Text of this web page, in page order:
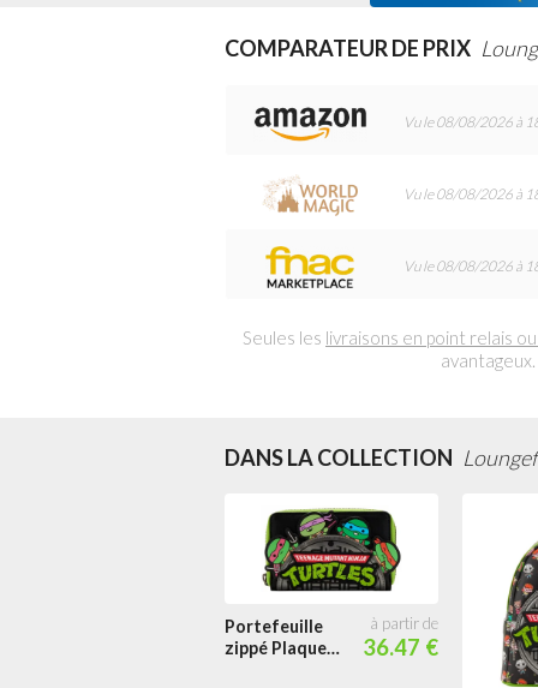
COMPARATEUR DE PRIX
Vu le 08/08/2026 à
Vu le 08/08/2026 à
Vu le 08/08/2026 à
Seules les livraisons en point relais
DANS LA COLLECTION
Portefeuille
zippé Plaque
36.47 €